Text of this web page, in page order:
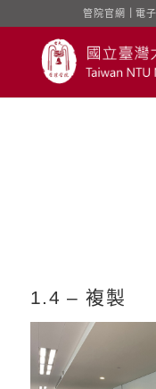
管院官網 電
1.4 – 複製